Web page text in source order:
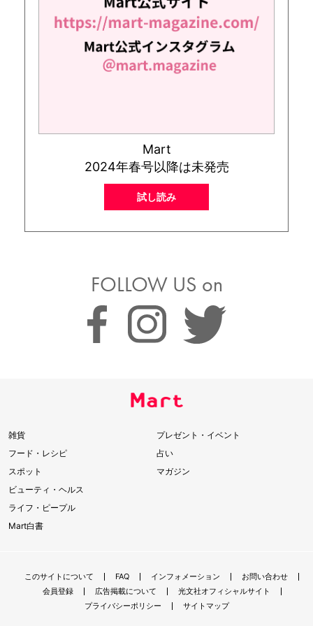
Mart
2024年春号以降は未発売
試し読み
FOLLOW US on
雑貨
フード・レシピ
スポット
ビューティ・ヘルス
ライフ・ピープル
Mart白書
プレゼント・イベント
占い
マガジン
このサイトについて FAQ インフォメーション
お問い合わせ
会員登録
広告掲載について
光文社オフィシャルサイト
プライバシーポリシー
サイトマップ